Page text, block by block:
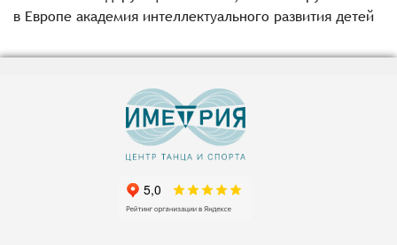
в Европе академия интеллектуального развития детей